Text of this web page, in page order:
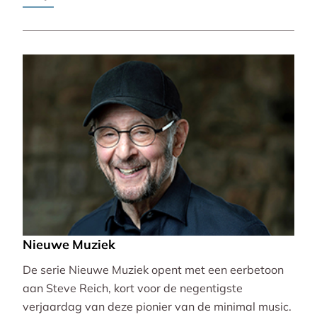
Nieuwe Muziek
De serie Nieuwe Muziek opent met een eerbetoon
aan Steve Reich, kort voor de negentigste
verjaardag van deze pionier van de minimal music.